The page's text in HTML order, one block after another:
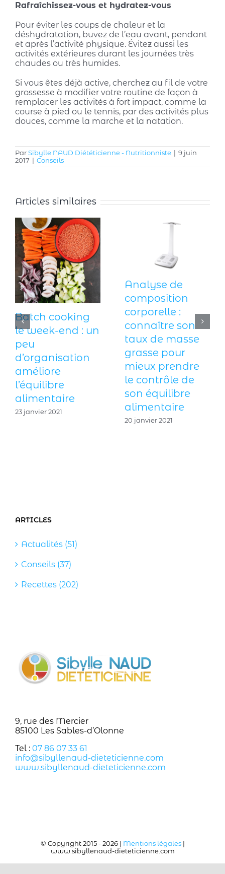
Rafraîchissez-vous et hydratez-vous
Pour éviter les coups de chaleur et la
déshydratation, buvez de l’eau avant, pendant
et après l’activité physique. Évitez aussi les
activités extérieures durant les journées très
chaudes ou très humides.
Si vous êtes déjà active, cherchez au fil de votre
grossesse à modifier votre routine de façon à
remplacer les activités à fort impact, comme la
course à pied ou le tennis, par des activités plus
douces, comme la marche et la natation.
ParSibylle NAUD Diététicienne - Nutritionniste | 9 juin
2017 | Conseils
Articles similaires
Batch cooking
le week-end : un
peu
d’organisation
améliore
l’équilibre
alimentaire
23 janvier 2021
Analyse de
composition
corporelle :
connaître son
taux de masse
grasse pour
mieux prendre
le contrôle de
son équilibre
alimentaire
20 janvier 2021
ARTICLES
Actualités (51)
Conseils (37)
Recettes (202)
9, rue des Mercier
85100 Les Sables-d’Olonne
Tel : 07 86 07 33 61
info@sibyllenaud-dieteticienne.com
www.sibyllenaud-dieteticienne.com
© Copyright 2015 -2026 | Mentions légales|
www.sibyllenaud-dieteticienne.com